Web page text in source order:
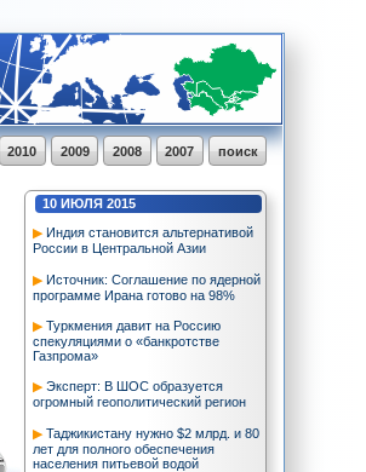
поиск
2007
2008
2009
2010
10 ИЮЛЯ 2015
Индия становится альтернативой
России в Центральной Азии
Источник: Соглашение по ядерной
программе Ирана готово на 98%
Туркмения давит на Россию
спекуляциями о «банкротстве
Газпрома»
Эксперт: В ШОС образуется
огромный геополитический регион
Таджикистану нужно $2 млрд. и 80
лет для полного обеспечения
населения питьевой водой